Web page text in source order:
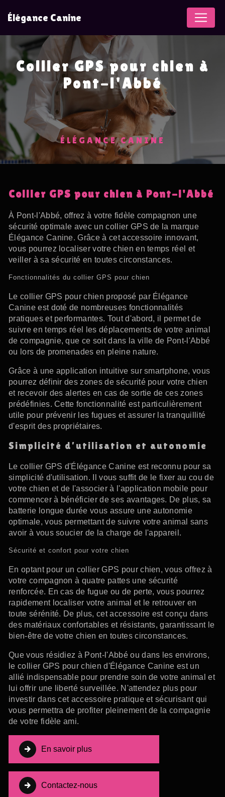
Élégance Canine
Collier GPS pour chien à
Pont-l'Abbé
ÉLÉGANCE CANINE
Collier GPS pour chien à Pont-l'Abbé
À Pont-l'Abbé, offrez à votre fidèle compagnon une
sécurité optimale avec un collier GPS de la marque
Élégance Canine. Grâce à cet accessoire innovant,
vous pourrez localiser votre chien en temps réel et
veiller à sa sécurité en toutes circonstances.
Fonctionnalités du collier GPS pour chien
Le collier GPS pour chien proposé par Élégance
Canine est doté de nombreuses fonctionnalités
pratiques et performantes. Tout d'abord, il permet de
suivre en temps réel les déplacements de votre animal
de compagnie, que ce soit dans la ville de Pont-l'Abbé
ou lors de promenades en pleine nature.
Grâce à une application intuitive sur smartphone, vous
pourrez définir des zones de sécurité pour votre chien
et recevoir des alertes en cas de sortie de ces zones
prédéfinies. Cette fonctionnalité est particulièrement
utile pour prévenir les fugues et assurer la tranquillité
d'esprit des propriétaires.
Simplicité d'utilisation et autonomie
Le collier GPS d'Élégance Canine est reconnu pour sa
simplicité d'utilisation. Il vous suffit de le fixer au cou de
votre chien et de l'associer à l'application mobile pour
commencer à bénéficier de ses avantages. De plus, sa
batterie longue durée vous assure une autonomie
optimale, vous permettant de suivre votre animal sans
avoir à vous soucier de la charge de l'appareil.
Sécurité et confort pour votre chien
En optant pour un collier GPS pour chien, vous offrez à
votre compagnon à quatre pattes une sécurité
renforcée. En cas de fugue ou de perte, vous pourrez
rapidement localiser votre animal et le retrouver en
toute sérénité. De plus, cet accessoire est conçu dans
des matériaux confortables et résistants, garantissant le
bien-être de votre chien en toutes circonstances.
Que vous résidiez à Pont-l'Abbé ou dans les environs,
le collier GPS pour chien d'Élégance Canine est un
allié indispensable pour prendre soin de votre animal et
lui offrir une liberté surveillée. N'attendez plus pour
investir dans cet accessoire pratique et sécurisant qui
vous permettra de profiter pleinement de la compagnie
de votre fidèle ami.
En savoir plus
Contactez-nous